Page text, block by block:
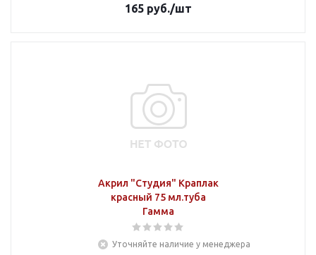
165 руб./шт
Акрил "Студия" Краплак
красный 75 мл.туба
Гамма
Уточняйте наличие у менеджера